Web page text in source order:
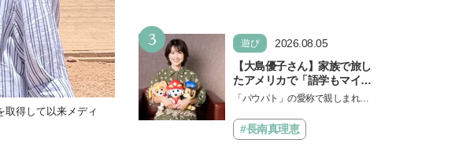
取得して以来メディ
3 遊び
2026.08.05
【大島優子さん】家族で旅し
たアメリカで「語学もマイン
ドも！ 子どもの成長はすごか
『パウ・パトロール ザ・ダイ
ノ・ムービー』ではあきらめ
「パウパト」の愛称で親しまれる
の劇場版シリーズ第3弾、映画『パ
ウ・パトロール ザ…
#長南真理恵